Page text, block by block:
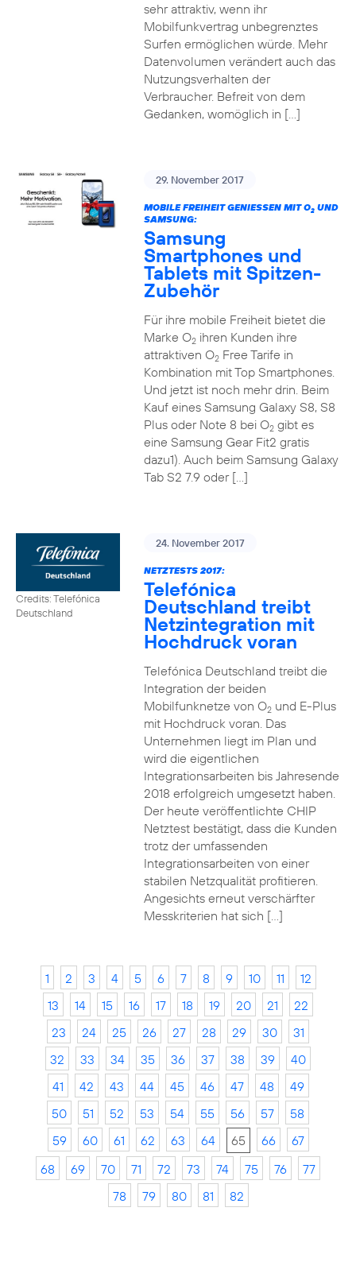
sehr attraktiv, wenn ihr
Mobilfunkvertrag unbegrenztes
Surfen ermöglichen würde. Mehr
Datenvolumen verändert auch das
Nutzungsverhalten der
Verbraucher. Befreit von dem
Gedanken, womöglich in […]
29. November 2017
MOBILE FREIHEIT GENIESSEN MIT O 2UND
SAMSUNG:
Samsung
Smartphones und
Tablets mit Spitzen-
Zubehör
Für ihre mobile Freiheit bietet die
Marke O2ihren Kunden ihre
attraktiven O2Free Tarife in
Kombination mit Top Smartphones.
Und jetzt ist noch mehr drin. Beim
Kauf eines Samsung Galaxy S8, S8
Plus oder Note 8 bei O2gibt es
eine Samsung Gear Fit2 gratis
dazu1). Auch beim Samsung Galaxy
Tab S2 7.9 oder […]
Credits: Telefónica
Deutschland
24. November 2017
NETZTESTS 2017:
Telefónica
Deutschland treibt
Netzintegration mit
Hochdruck voran
Telefónica Deutschland treibt die
Integration der beiden
Mobilfunknetze von O2und E-Plus
mit Hochdruck voran. Das
Unternehmen liegt im Plan und
wird die eigentlichen
Integrationsarbeiten bis Jahresende
2018 erfolgreich umgesetzt haben.
Der heute veröffentlichte CHIP
Netztest bestätigt, dass die Kunden
trotz der umfassenden
Integrationsarbeiten von einer
stabilen Netzqualität profitieren.
Angesichts erneut verschärfter
Messkriterien hat sich […]
1 2 3 4 5 6 7 8 9 10 11
12
13
14 15 16 17 18 19 20 21
22
23
24 25 26 27 28 29 30
31
32
33 34 35 36 37 38 39
40
41
42 43 44 45 46 47 48
49
50
51 52 53 54 55 56 57
58
59
60 61 62 63 64 65 66
67
68
69 70 71 72 73 74 75 76
77
78
79 80 81 82